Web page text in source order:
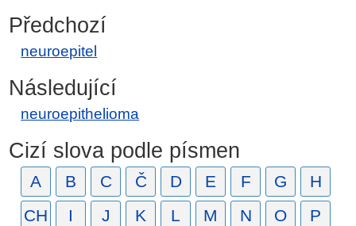
Předchozí
neuroepitel
Následující
neuroepithelioma
Cizí slova podle písmen
A B C Č D E F G
H
CH
I J K L M N O
P